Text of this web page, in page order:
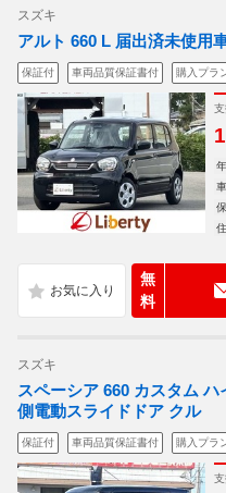
スズキ
アルト 660 L 届出済未使用
保証付 車両品質保証書付 購入プラ
無
料
スズキ
スペーシア 660 カスタム
側電動スライドドア クル
保証付 車両品質保証書付 購入プラ